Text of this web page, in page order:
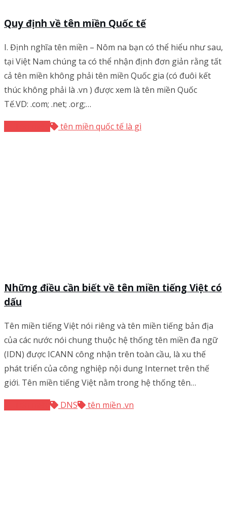
Quy định về tên miền Quốc tế
I. Định nghĩa tên miền – Nôm na bạn có thể hiểu như sau,
tại Việt Nam chúng ta có thể nhận định đơn giản rằng tất
cả tên miền không phải tên miền Quốc gia (có đuôi kết
thúc không phải là .vn ) được xem là tên miền Quốc
Tế.VD: .com; .net; .org;…
tên miền quốc tế là gì
Những điều cần biết về tên miền tiếng Việt có
dấu
Tên miền tiếng Việt nói riêng và tên miền tiếng bản địa
của các nước nói chung thuộc hệ thống tên miền đa ngữ
(IDN) được ICANN công nhận trên toàn cầu, là xu thế
phát triển của công nghiệp nội dung Internet trên thế
giới. Tên miền tiếng Việt nằm trong hệ thống tên…
DNS tên miền .vn